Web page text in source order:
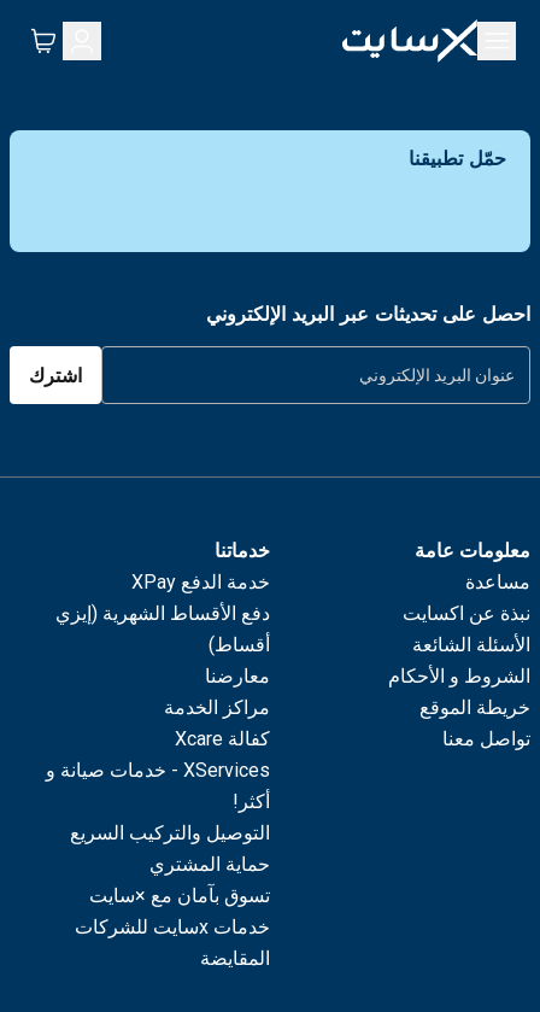
حمّل تطبيقنا
احصل على تحديثات عبر البريد الإلكتروني
اشترك
معلومات عامة
مساعدة
نبذة عن اكسايت
الأسئلة الشائعة
الشروط و الأحكام
خريطة الموقع
تواصل معنا
خدماتنا
خدمة الدفع XPay
دفع الأقساط الشهرية (إيزي
أقساط)
معارضنا
مراكز الخدمة
كفالة Xcare
XServices - خدمات صيانة و
أكثر!
التوصيل والتركيب السريع
حماية المشتري
تسوق بآمان مع ×سايت
خدمات xسايت للشركات
المقايضة